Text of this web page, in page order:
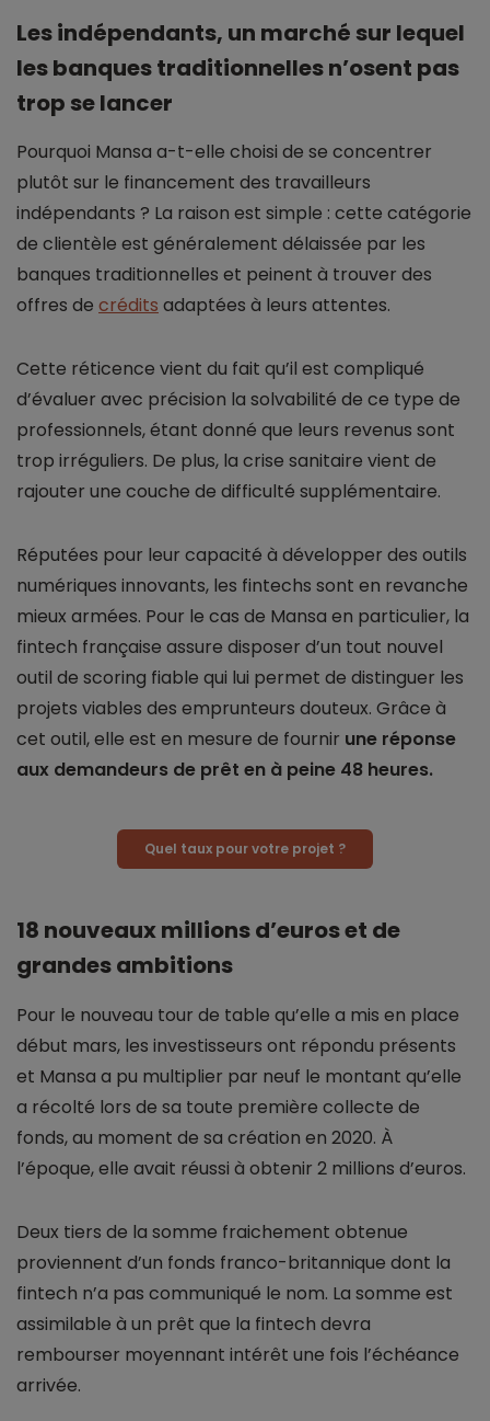
Les indépendants, un marché sur lequel
les banques traditionnelles n’osent pas
trop se lancer
Pourquoi Mansa a-t-elle choisi de se concentrer
plutôt sur le financement des travailleurs
indépendants ? La raison est simple : cette catégorie
de clientèle est généralement délaissée par les
banques traditionnelles et peinent à trouver des
offres de crédits adaptées à leurs attentes.
Cette réticence vient du fait qu’il est compliqué
d’évaluer avec précision la solvabilité de ce type de
professionnels, étant donné que leurs revenus sont
trop irréguliers. De plus, la crise sanitaire vient de
rajouter une couche de difficulté supplémentaire.
Réputées pour leur capacité à développer des outils
numériques innovants, les fintechs sont en revanche
mieux armées. Pour le cas de Mansa en particulier, la
fintech française assure disposer d’un tout nouvel
outil de scoring fiable qui lui permet de distinguer les
projets viables des emprunteurs douteux. Grâce à
cet outil, elle est en mesure de fournir une réponse
aux demandeurs de prêt en à peine 48 heures.
Quel taux pour votre projet ?
18 nouveaux millions d’euros et de
grandes ambitions
Pour le nouveau tour de table qu’elle a mis en place
début mars, les investisseurs ont répondu présents
et Mansa a pu multiplier par neuf le montant qu’elle
a récolté lors de sa toute première collecte de
fonds, au moment de sa création en 2020. À
l’époque, elle avait réussi à obtenir 2 millions d’euros.
Deux tiers de la somme fraichement obtenue
proviennent d’un fonds franco-britannique dont la
fintech n’a pas communiqué le nom. La somme est
assimilable à un prêt que la fintech devra
rembourser moyennant intérêt une fois l’échéance
arrivée.